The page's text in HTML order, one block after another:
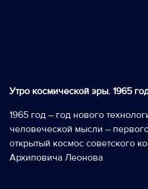
Утро космической эры. 1965
1965 год – год нового
человеческой мысли –
открытый космос советского
Архиповича Леонова